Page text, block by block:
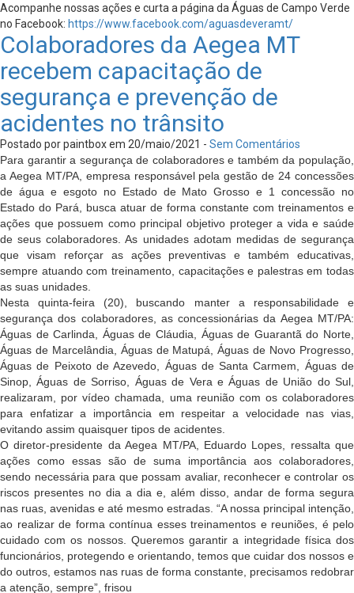
Acompanhe nossas ações e curta a página da Águas de Campo Verde
no Facebook: https://www.facebook.com/aguasdeveramt/
Colaboradores da Aegea MT
recebem capacitação de
segurança e prevenção de
acidentes no trânsito
Postado por paintbox em 20/maio/2021 - Sem Comentários
Para garantir a segurança de colaboradores e também da população,
a Aegea MT/PA, empresa responsável pela gestão de 24 concessões
de água e esgoto no Estado de Mato Grosso e 1 concessão no
Estado do Pará, busca atuar de forma constante com treinamentos e
ações que possuem como principal objetivo proteger a vida e saúde
de seus colaboradores. As unidades adotam medidas de segurança
que visam reforçar as ações preventivas e também educativas,
sempre atuando com treinamento, capacitações e palestras em todas
as suas unidades.
Nesta quinta-feira (20), buscando manter a responsabilidade e
segurança dos colaboradores, as concessionárias da Aegea MT/PA:
Águas de Carlinda, Águas de Cláudia, Águas de Guarantã do Norte,
Águas de Marcelândia, Águas de Matupá, Águas de Novo Progresso,
Águas de Peixoto de Azevedo, Águas de Santa Carmem, Águas de
Sinop, Águas de Sorriso, Águas de Vera e Águas de União do Sul,
realizaram, por vídeo chamada, uma reunião com os colaboradores
para enfatizar a importância em respeitar a velocidade nas vias,
evitando assim quaisquer tipos de acidentes.
O diretor-presidente da Aegea MT/PA, Eduardo Lopes, ressalta que
ações como essas são de suma importância aos colaboradores,
sendo necessária para que possam avaliar, reconhecer e controlar os
riscos presentes no dia a dia e, além disso, andar de forma segura
nas ruas, avenidas e até mesmo estradas. “A nossa principal intenção,
ao realizar de forma contínua esses treinamentos e reuniões, é pelo
cuidado com os nossos. Queremos garantir a integridade física dos
funcionários, protegendo e orientando, temos que cuidar dos nossos e
do outros, estamos nas ruas de forma constante, precisamos redobrar
a atenção, sempre”, frisou